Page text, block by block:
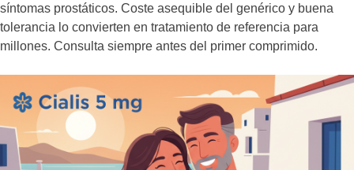
síntomas prostáticos. Coste asequible del genérico y buena
tolerancia lo convierten en tratamiento de referencia para
millones. Consulta siempre antes del primer comprimido.